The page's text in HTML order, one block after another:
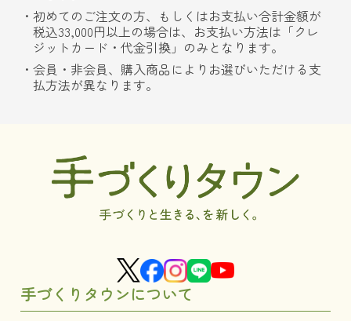
初めてのご注文の方、もしくはお支払い合計金額が
税込33,000円以上の場合は、お支払い方法は「クレ
ジットカード・代金引換」のみとなります。
会員・非会員、購入商品によりお選びいただける支
払方法が異なります。
手づくりタウンについて